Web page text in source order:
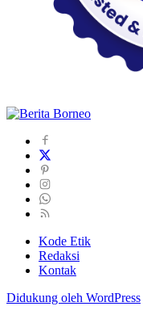
Kode Etik
Redaksi
Kontak
Didukung oleh WordPress